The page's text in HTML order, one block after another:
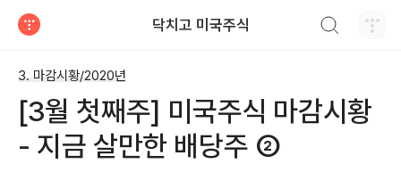
닥치고 미국주식
3. 마감시황/2020년
[3월 첫째주] 미국주식 마감시황
- 지금 살만한 배당주 ②